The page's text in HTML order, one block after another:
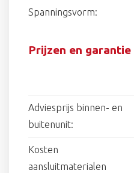
Spanningsvorm:
Prijzen en garantie
Adviesprijs binnen- en
buitenunit:
Kosten
aansluitmaterialen